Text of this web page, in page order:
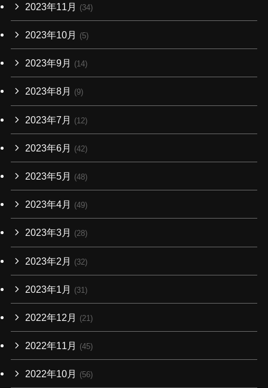
2023年11月 (34)
2023年10月 (5)
2023年9月 (14)
2023年8月 (9)
2023年7月 (12)
2023年6月 (42)
2023年5月 (48)
2023年4月 (49)
2023年3月 (28)
2023年2月 (32)
2023年1月 (31)
2022年12月 (21)
2022年11月 (45)
2022年10月 (56)